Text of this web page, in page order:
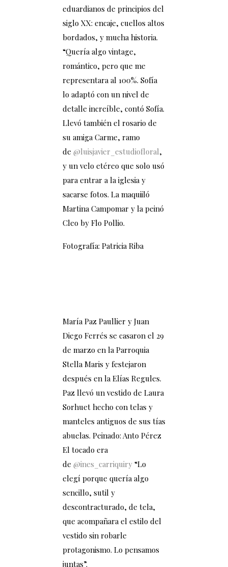
eduardianos de principios del
siglo XX: encaje, cuellos altos
bordados, y mucha historia.
“Quería algo vintage,
romántico, pero que me
representara al 100%. Sofía
lo adaptó con un nivel de
detalle increíble, contó Sofía.
Llevó también el rosario de
su amiga Carme, ramo
de @luisjavier_estudiofloral,
y un velo etéreo que solo usó
para entrar a la iglesia y
sacarse fotos. La maquiiló
Martina Campomar y la peinó
Cleo by Flo Pollio.
Fotografía: Patricia Riba
María Paz Paullier y Juan
Diego Ferrés se casaron el 29
de marzo en la Parroquia
Stella Maris y festejaron
después en la Elías Regules.
Paz llevó un vestido de Laura
Sorhuet hecho con telas y
manteles antiguos de sus tías
abuelas. Peinado: Anto Pérez
El tocado era
de @ines_carriquiry“Lo
elegí porque quería algo
sencillo, sutil y
descontracturado, de tela,
que acompañara el estilo del
vestido sin robarle
protagonismo. Lo pensamos
juntas”.